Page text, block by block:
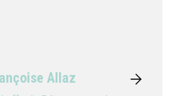
Allaz